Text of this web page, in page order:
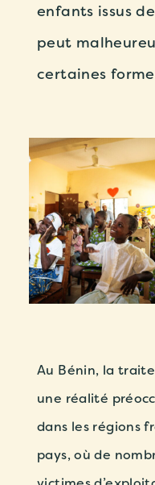
enfants issus
peut
certaines
Au Bénin, la
une réalité
dans les régions
pays, où de